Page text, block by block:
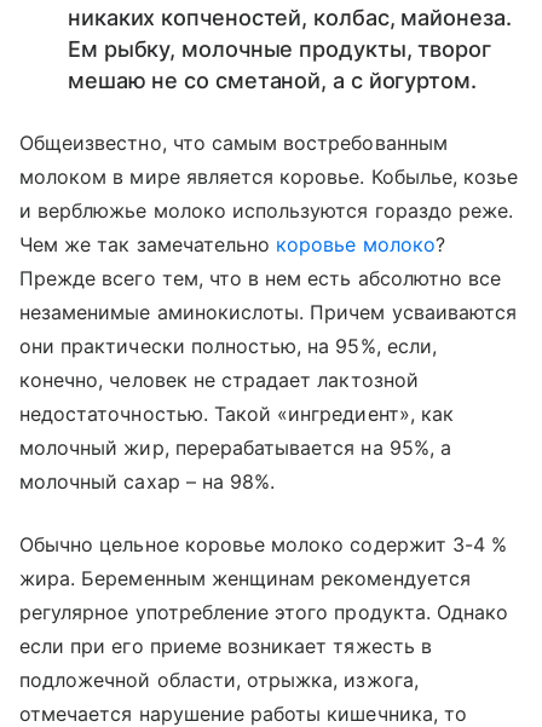
никаких копченостей, колбас, майонеза.
Ем рыбку, молочные продукты, творог
мешаю не со сметаной, а с йогуртом.
Общеизвестно, что самым востребованным
молоком в мире является коровье. Кобылье, козье
и верблюжье молоко используются гораздо реже.
Чем же так замечательно коровье молоко?
Прежде всего тем, что в нем есть абсолютно все
незаменимые аминокислоты. Причем усваиваются
они практически полностью, на 95%, если,
конечно, человек не страдает лактозной
недостаточностью. Такой «ингредиент», как
молочный жир, перерабатывается на 95%, а
молочный сахар – на 98%.
Обычно цельное коровье молоко содержит 3-4 %
жира. Беременным женщинам рекомендуется
регулярное употребление этого продукта. Однако
если при его приеме возникает тяжесть в
подложечной области, отрыжка, изжога,
отмечается нарушение работы кишечника, то